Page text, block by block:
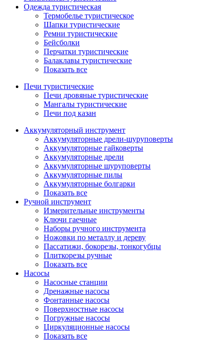
Одежда туристическая
Термобелье туристическое
Шапки туристические
Ремни туристические
Бейсболки
Перчатки туристические
Балаклавы туристические
Показать все
Печи туристические
Печи дровяные туристические
Мангалы туристические
Печи под казан
Аккумуляторный инструмент
Аккумуляторные дрели-шуруповерты
Аккумуляторные гайковерты
Аккумуляторные дрели
Аккумуляторные шуруповерты
Аккумуляторные пилы
Аккумуляторные болгарки
Показать все
Ручной инструмент
Измерительные инструменты
Ключи гаечные
Наборы ручного инструмента
Ножовки по металлу и дереву
Пассатижи, бокорезы, тонкогубцы
Плиткорезы ручные
Показать все
Насосы
Насосные станции
Дренажные насосы
Фонтанные насосы
Поверхностные насосы
Погружные насосы
Циркуляционные насосы
Показать все